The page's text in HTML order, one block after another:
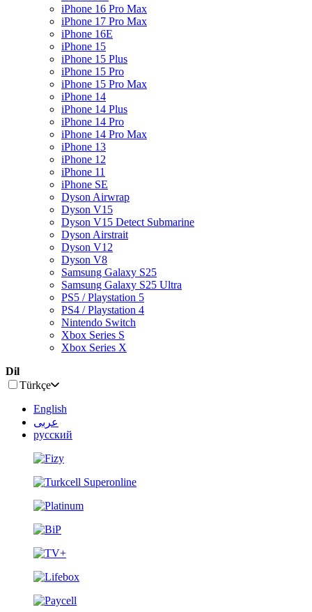
iPhone 16 Pro Max
iPhone 17 Pro Max
iPhone 16E
iPhone 15
iPhone 15 Plus
iPhone 15 Pro
iPhone 15 Pro Max
iPhone 14
iPhone 14 Plus
iPhone 14 Pro
iPhone 14 Pro Max
iPhone 13
iPhone 12
iPhone 11
iPhone SE
Dyson Airwrap
Dyson V15
Dyson V15 Detect Submarine
Dyson Airstrait
Dyson V12
Dyson V8
Samsung Galaxy S25
Samsung Galaxy S25 Ultra
PS5 / Playstation 5
PS4 / Playstation 4
Nintendo Switch
Xbox Series S
Xbox Series X
Dil
Türkçe
English
عربى
русский